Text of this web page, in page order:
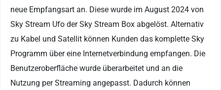
neue Empfangsart an. Diese wurde im August 2024 von
Sky Stream Ufo der Sky Stream Box abgelöst. Alternativ
zu Kabel und Satellit können Kunden das komplette Sky
Programm über eine Internetverbindung empfangen. Die
Benutzeroberfläche wurde überarbeitet und an die
Nutzung per Streaming angepasst. Dadurch können